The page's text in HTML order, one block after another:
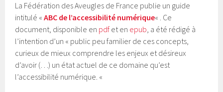
La Fédération des Aveugles de France publie un guide
intitulé «ABC de l’accessibilité numérique« . Ce
document, disponible en pdf et en epub, a été rédigé à
l’intention d’un « public peu familier de ces concepts,
curieux de mieux comprendre les enjeux et désireux
d’avoir (…) un état actuel de ce domaine qu’est
l’accessibilité numérique. «